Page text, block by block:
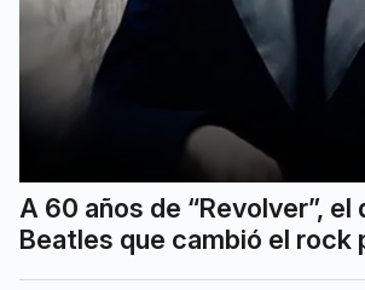
A 60 años de “Revolver”, el
Beatles que cambió el rock